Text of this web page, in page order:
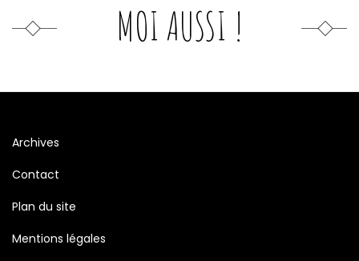
MOI AUSSI !
Archives
Contact
Plan du site
Mentions légales